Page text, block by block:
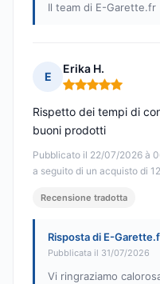
Il team di E-Garette.fr
E
Erika H.
Nota: 5 su 5
Pubblicato il 22/07/2026 à
a seguito di un acquisto di
Rispetto dei tempi di
buoni prodotti
Recensione tradotta
Risposta di E-
Pubblicata il 31/07/2026
Vi ringraziamo